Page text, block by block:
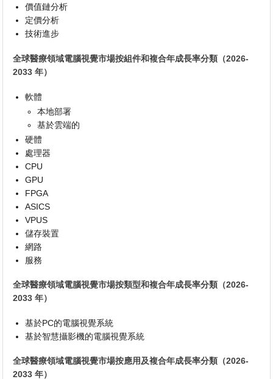
價值鏈分析
定價分析
技術進步
全球醫療領域電腦視覺市場按組件和複合年成長率分類（2026-
2033 年）
軟體
本地部署
基於雲端的
硬體
處理器
CPU
GPU
FPGA
ASICS
VPUS
儲存裝置
網路
服務
全球醫療領域電腦視覺市場按類型和複合年成長率分類（2026-
2033 年）
基於PC的電腦視覺系統
基於智慧攝影機的電腦視覺系統
全球醫療領域電腦視覺市場按應用及複合年成長率分類（2026-
2033 年）